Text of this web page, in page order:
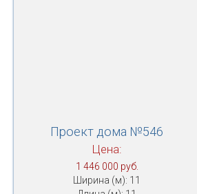
Проект дома №546
Цена:
1 446 000 руб.
Ширина (м): 11